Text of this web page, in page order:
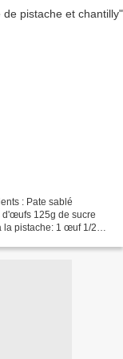
: Pate sablé
d'œufs 125g de sucre
la pistache: 1 œuf 1/2